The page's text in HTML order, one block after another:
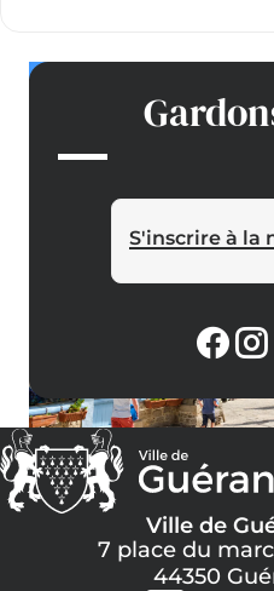
S'inscrire à la
Ville de
7 place du
44350